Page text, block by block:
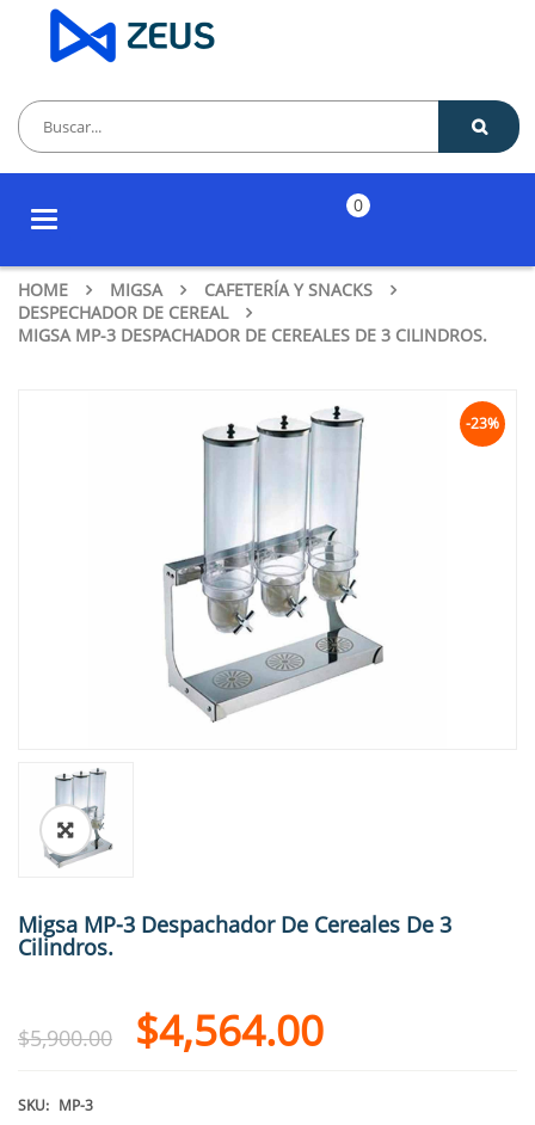
Toggle
0
HOME MIGSA
CAFETERÍA Y SNACKS
DESPECHADOR DE CEREAL
MIGSA MP-3 DESPACHADOR DE CEREALES DE 3 CILINDROS.
-23%
🔍
Migsa MP-3 Despachador De Cereales De 3
Cilindros.
$5,900.00 $4,564.00
SKU: MP-3